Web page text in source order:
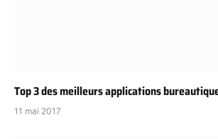
Top 3 des meilleurs applications
11 mai 2017